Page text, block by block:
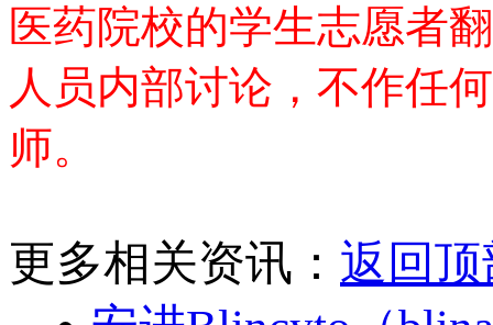
医药院校的学生志愿者
人员内部讨论，不作任
师。
更多相关资讯： 返回顶